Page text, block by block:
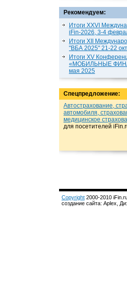
Рекомендуем:
Итоги XXVI
iFin-2026, 3-4
Итоги XII
"ВБА 2025" 21-22
Итоги XV
«МОБИЛЬНЫЕ
мая 2025
Спецпредложение:
Автострахование,
автомобиля,
медицинское
для посетителей
Copyright 2000-2010
создание сайта: Aplex,